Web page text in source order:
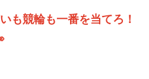
も競輪も一番を当てろ！